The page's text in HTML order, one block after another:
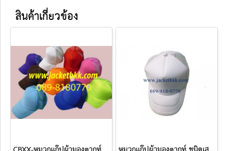
สินค้าเกี่ยวข้อง